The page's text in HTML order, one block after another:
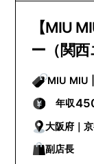
【MIU
ー（関西
年収
大阪府｜
副店長